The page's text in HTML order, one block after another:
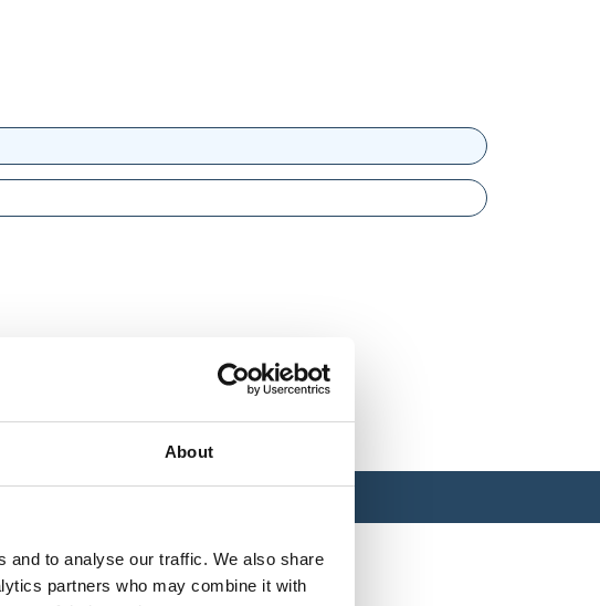
About
and to analyse our traffic. We also share
partners who may combine it with